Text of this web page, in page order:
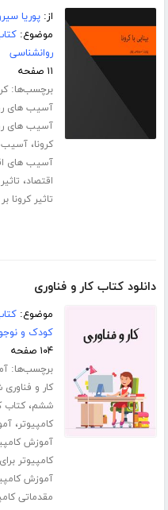
از:پوریا
موضوع:
روانشناسی
۱۱ صفحه
برچسب‌ها:
آسیب های
آسیب های
کرونا،آسیب
آسیب های
اقتصاد،
تاثیر کرونا
دانلود کتاب کار و فناوری
موضوع:
کودک و
۱۰۴ صفحه
برچسب‌ها:
کار و
ششم،کتاب
کامپیوتر،
آموزش
کامپیوتر
آموزش
مقدماتی